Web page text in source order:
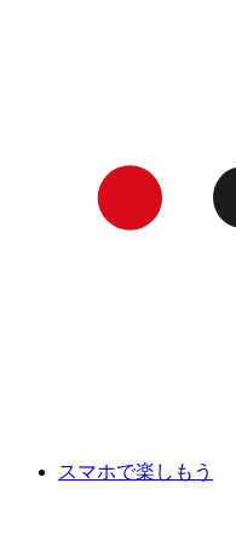
スマホで楽しもう